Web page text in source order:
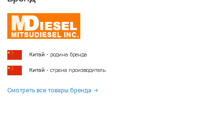
Китай - родина бренда
Китай - страна производитель
Смотреть все товары бренда